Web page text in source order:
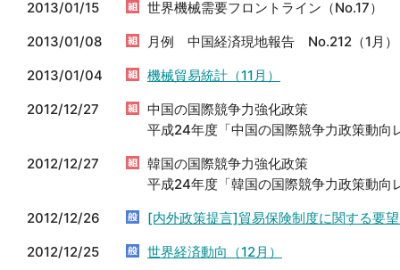
2013/01/15
世界機械需要フロントライン（No.17）
2013/01/08
月例 中国経済現地報告 No.212（1月）
2013/01/04
機械貿易統計（11月）
2012/12/27
中国の国際競争力強化政策
平成24年度「中国の国際競争力政策動
2012/12/27
韓国の国際競争力強化政策
平成24年度「韓国の国際競争力政策動
2012/12/26
[内外政策提言]貿易保険制度に関する要
2012/12/25
世界経済動向（12月）